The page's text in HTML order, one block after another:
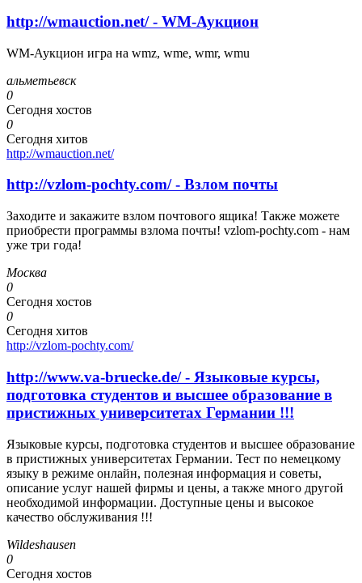
http://wmauction.net/ - WM-Аукцион
WM-Аукцион игра на wmz, wme, wmr, wmu
альметьевск
0
Сегодня хостов
0
Сегодня хитов
http://wmauction.net/
http://vzlom-pochty.com/ - Взлом почты
Заходите и закажите взлом почтового ящика! Также можете
приобрести программы взлома почты! vzlom-pochty.com - нам
уже три года!
Москва
0
Сегодня хостов
0
Сегодня хитов
http://vzlom-pochty.com/
http://www.va-bruecke.de/ - Языковые курсы,
подготовка студентов и высшее образование в
пристижных университетах Германии !!!
Языковые курсы, подготовка студентов и высшее образование
в пристижных университетах Германии. Тест по немецкому
языку в режиме онлайн, полезная информация и советы,
описание услуг нашей фирмы и цены, а также много другой
необходимой информации. Доступные цены и высокое
качество обслуживания !!!
Wildeshausen
0
Сегодня хостов